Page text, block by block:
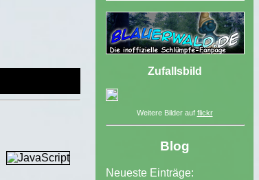
Zufallsbild
Weitere Bilder auf flickr
Blog
Neueste Einträge: